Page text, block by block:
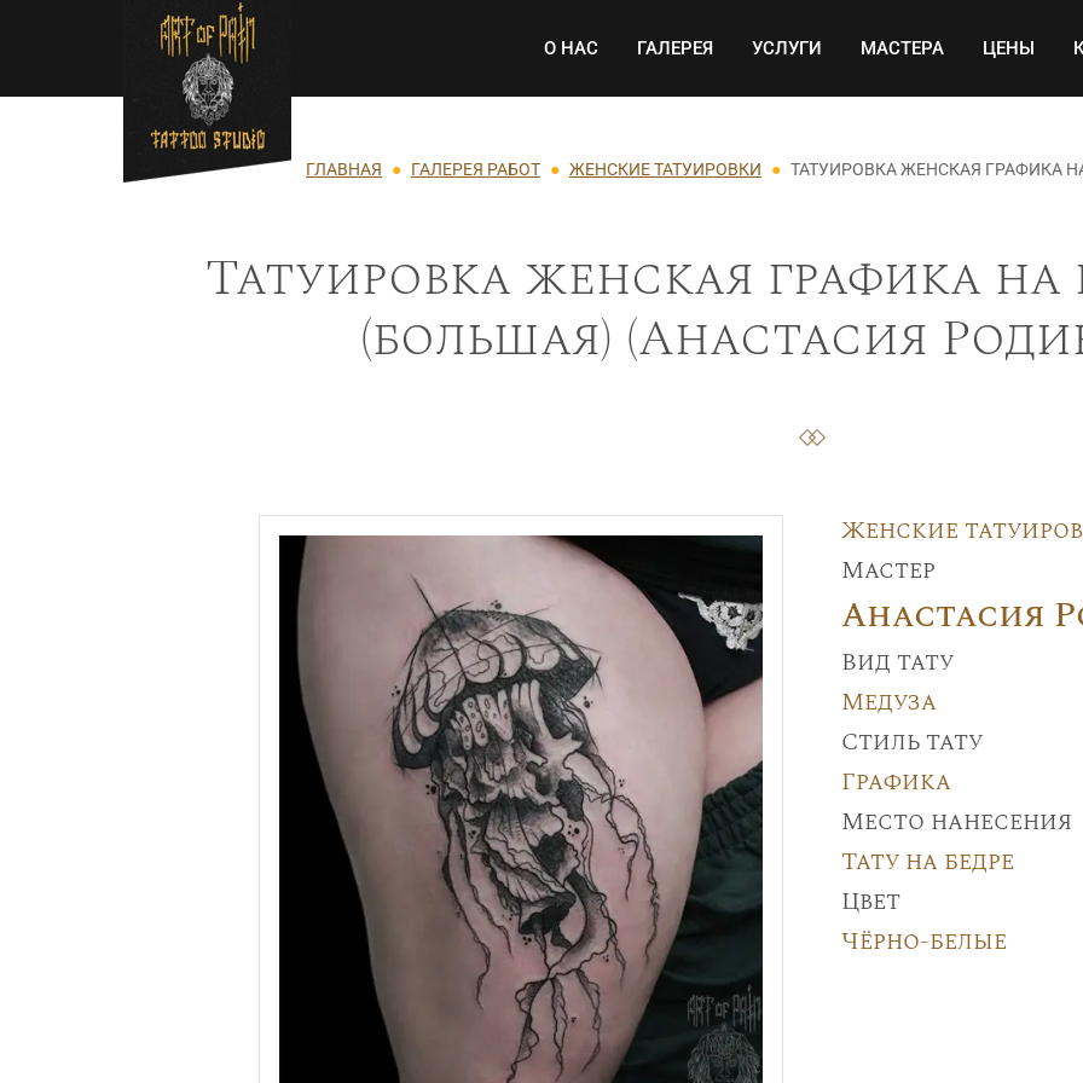
Перейти к основному содержанию Основная навигация
О НАС ГАЛЕРЕЯ УСЛУГИ МАСТЕРА ЦЕНЫ
Строка навигации
ГЛАВНАЯ ГАЛЕРЕЯ РАБОТ ЖЕНСКИЕ ТАТУИРОВКИ ТАТУИРОВКА ЖЕНСКАЯ ГРАФИКА
Татуировка женская графика на
(большая) (Анастасия
Женские
Мастер
Анастасия
Вид тату
Медуза
Стиль тату
Графика
Место нанесения
Тату на бедре
Цвет
Чёрно-белые